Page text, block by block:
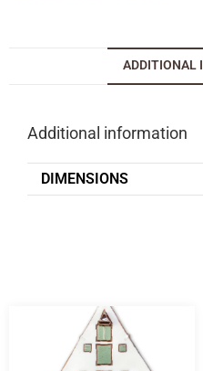
ADDITIONAL
Additional information
DIMENSIONS